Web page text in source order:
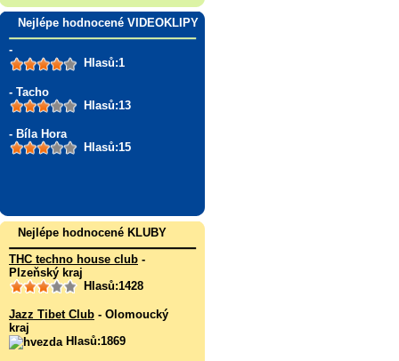
Nejlépe hodnocené VIDEOKLIPY
-
Hlasů:1
- Tacho
Hlasů:13
- Bíla Hora
Hlasů:15
Nejlépe hodnocené KLUBY
THC techno house club -
Plzeňský kraj
Hlasů:1428
Jazz Tibet Club - Olomoucký
kraj
Hlasů:1869